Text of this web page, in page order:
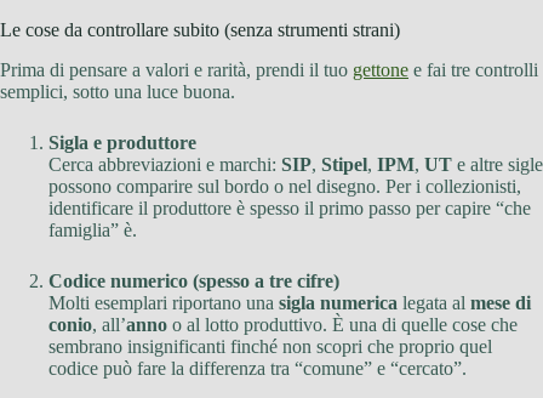
Le cose da controllare subito (senza strumenti strani)
Prima di pensare a valori e rarità, prendi il tuo gettone e fai tre controlli
semplici, sotto una luce buona.
Sigla e produttore
Cerca abbreviazioni e marchi: SIP, Stipel, IPM, UT e altre sigle
possono comparire sul bordo o nel disegno. Per i collezionisti,
identificare il produttore è spesso il primo passo per capire “che
famiglia” è.
Codice numerico (spesso a tre cifre)
Molti esemplari riportano una sigla numerica legata al mese di
conio, all’anno o al lotto produttivo. È una di quelle cose che
sembrano insignificanti finché non scopri che proprio quel
codice può fare la differenza tra “comune” e “cercato”.